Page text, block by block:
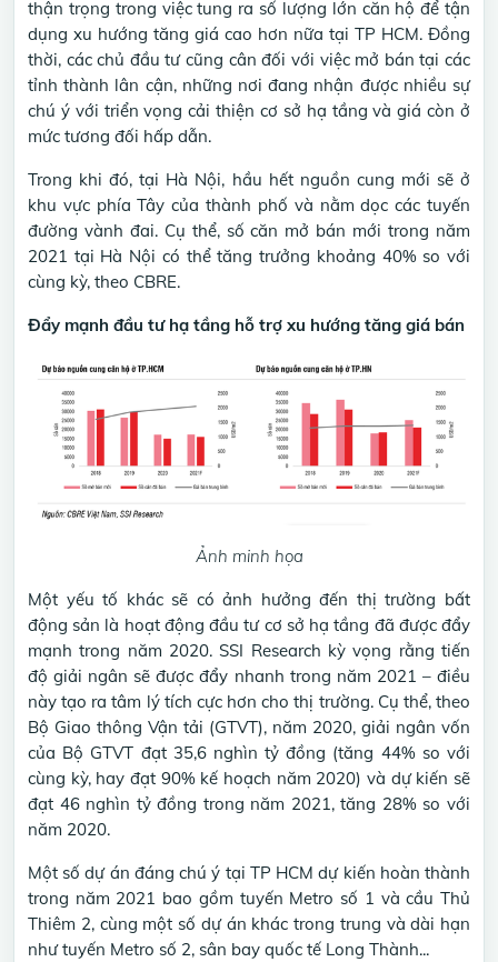
thận trọng trong việc tung ra số lượng lớn căn hộ để tận
dụng xu hướng tăng giá cao hơn nữa tại TP HCM. Đồng
thời, các chủ đầu tư cũng cân đối với việc mở bán tại các
tỉnh thành lân cận, những nơi đang nhận được nhiều sự
chú ý với triển vọng cải thiện cơ sở hạ tầng và giá còn ở
mức tương đối hấp dẫn.
Trong khi đó, tại Hà Nội, hầu hết nguồn cung mới sẽ ở
khu vực phía Tây của thành phố và nằm dọc các tuyến
đường vành đai. Cụ thể, số căn mở bán mới trong năm
2021 tại Hà Nội có thể tăng trưởng khoảng 40% so với
cùng kỳ, theo CBRE.
Đẩy mạnh đầu tư hạ tầng hỗ trợ xu hướng tăng giá bán
Ảnh minh họa
Một yếu tố khác sẽ có ảnh hưởng đến thị trường bất
động sản là hoạt động đầu tư cơ sở hạ tầng đã được đẩy
mạnh trong năm 2020. SSI Research kỳ vọng rằng tiến
độ giải ngân sẽ được đẩy nhanh trong năm 2021 – điều
này tạo ra tâm lý tích cực hơn cho thị trường. Cụ thể, theo
Bộ Giao thông Vận tải (GTVT), năm 2020, giải ngân vốn
của Bộ GTVT đạt 35,6 nghìn tỷ đồng (tăng 44% so với
cùng kỳ, hay đạt 90% kế hoạch năm 2020) và dự kiến sẽ
đạt 46 nghìn tỷ đồng trong năm 2021, tăng 28% so với
năm 2020.
Một số dự án đáng chú ý tại TP HCM dự kiến hoàn thành
trong năm 2021 bao gồm tuyến Metro số 1 và cầu Thủ
Thiêm 2, cùng một số dự án khác trong trung và dài hạn
như tuyến Metro số 2, sân bay quốc tế Long Thành...